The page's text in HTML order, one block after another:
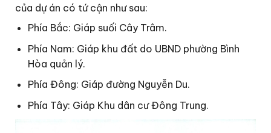
của dự án có tứ cận như sau:
Phía Bắc: Giáp suối Cây Trâm.
Phía Nam: Giáp khu đất do UBND phường Bình
Hòa quản lý.
Phía Đông: Giáp đường Nguyễn Du.
Phía Tây: Giáp Khu dân cư Đông Trung.